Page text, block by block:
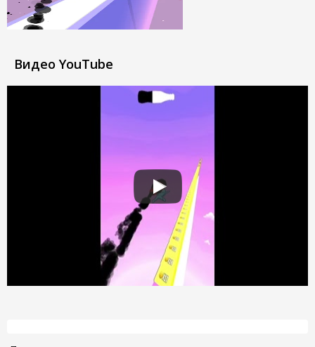
Видео YouTube